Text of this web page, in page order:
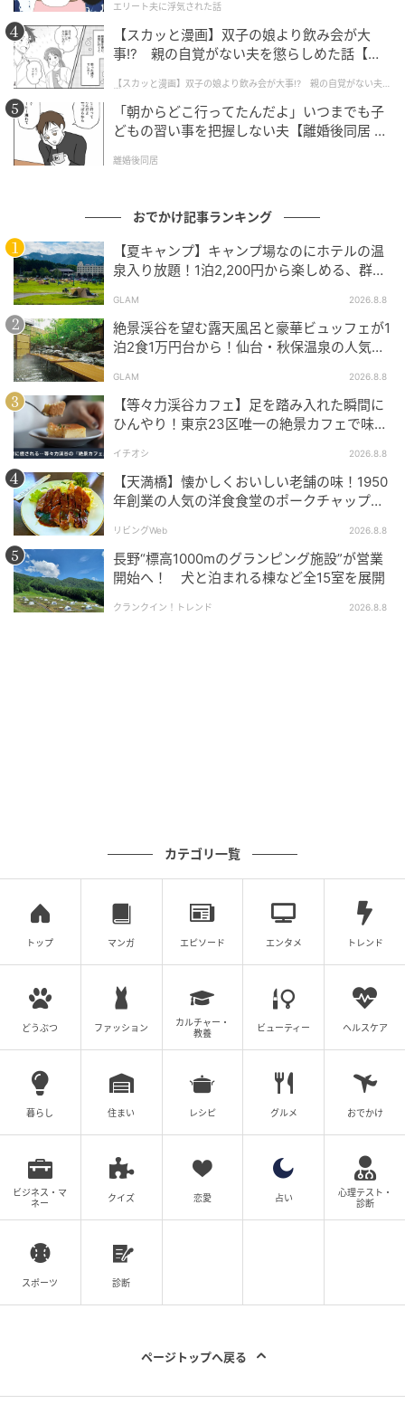
ストレートプレス
して、7月29日(水)までに新規正式入塾した人を対象に
入会特典を用意。なお、「個別指導キャンパス」は入
塾金が無料だ。
入会特典の1つ目は、夏期講習会の「初回コース」が無
料となる特典。2つ目は、通常授業料が最大8回分無料
になる特典だ。3つ目は、ペア入会割引。同時に入会さ
れた人それぞれが通常授業料4回分無料となる。
特典適用条件の詳細は、教室の担当者に確認しよう。
ミニ情報誌『YOU CAN PASS』プレゼント
6月現在「個別指導キャンパス」では、資料請求した人
PASS』をプレゼントしている。
別指導キャンパス」の「一人ひとりに寄り添う指導」
を感じられると共に、学習上のヒントが満載の冊子
だ。
これまでの“わからない”を夏休みのうちに解消！この
機会に「個別指導キャンパス」をチェックしてみて
■夏期講習会 期間：7月16日(木)～8月31日(月) 開校校
舎「個別指導キャンパス」全教室 詳細：
kobetsu.com/special_course/summer_lp 申込フォー
ム：https://www.canpass-kobetsu.com/form_taiken
https://www.canpass-kobetsu.com
(Higuchi)
エリート夫に浮気された話
【スカッと漫画】双子の娘より飲み会が大
事!? 親の自覚がない夫を懲らしめた話【第1
【スカッと漫画】双子の娘より飲み会が大事!? 親の自覚がない夫を
懲らしめた話
「朝からどこ行ってたんだよ」いつまでも子
どもの習い事を把握しない夫【離婚後同居 Vo
離婚後同居
おでかけ記事ランキング
【夏キャンプ】キャンプ場なのにホテルの温
泉入り放題！1泊2,200円から楽しめる、群馬
GLAM 2026.8.8
絶景渓谷を望む露天風呂と豪華ビュッフェが1
泊2食1万円台から！仙台・秋保温泉の人気コ
GLAM 2026.8.8
【等々力渓谷カフェ】足を踏み入れた瞬間に
ひんやり！東京23区唯一の絶景カフェで味わ
イチオシ 2026.8.8
【天満橋】懐かしくおいしい老舗の味！1950
年創業の人気の洋食食堂のポークチャップ！
リビングWeb 2026.8.8
長野“標高1000mのグランピング施設”が営業
開始へ！ 犬と泊まれる棟など全15室を展開
クランクイン！トレンド 2026.8.8
カテゴリ一覧
トップ マンガ エピソード エンタメ トレンド
どうぶつ ファッション
カルチャー・
教養
ビューティー ヘルスケア
暮らし 住まい レシピ グルメ おでかけ
ビジネス・マ
ネー
クイズ 恋愛 占い
心理テスト・
診断
スポーツ 診断
ページトップへ戻る